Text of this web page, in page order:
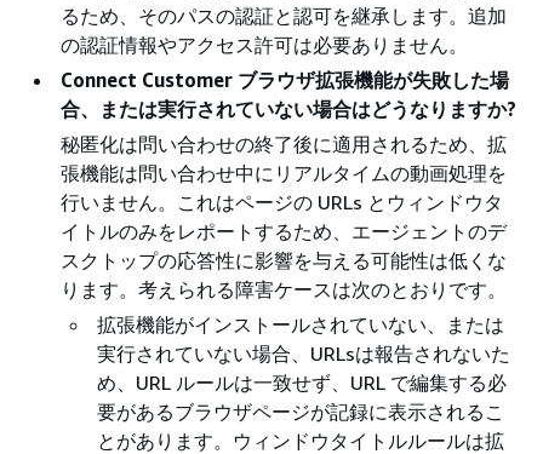
るため、そのパスの認証と認可を継承します。追加
の認証情報やアクセス許可は必要ありません。
Connect Customer ブラウザ拡張機能が失敗した場
合、または実行されていない場合はどうなりますか?
秘匿化は問い合わせの終了後に適用されるため、拡
張機能は問い合わせ中にリアルタイムの動画処理を
行いません。これはページの URLs とウィンドウタ
イトルのみをレポートするため、エージェントのデ
スクトップの応答性に影響を与える可能性は低くな
ります。考えられる障害ケースは次のとおりです。
拡張機能がインストールされていない、または
実行されていない場合、URLsは報告されないた
め、URL ルールは一致せず、URL で編集する必
要があるブラウザページが記録に表示されるこ
とがあります。ウィンドウタイトルルールは拡